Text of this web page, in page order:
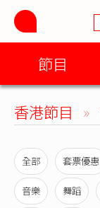
節目
香港節目 »
全部 套票優惠
音樂 舞蹈